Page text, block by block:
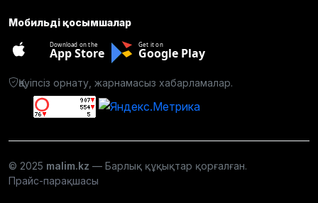
Мобильді қосымшалар
Download on the
App Store
Get it on
Google Play
Қауіпсіз орнату, жарнамасыз хабарламалар.
© 2025 malim.kz — Барлық құқықтар қорғалған.
Прайс-парақшасы